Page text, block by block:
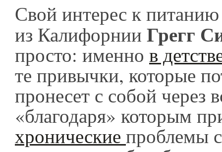
Свой интерес к
из Калифорнии Грегг
просто: именно в
те привычки, которые
пронесет с собой через
«благодаря» которым
хронические проблемы